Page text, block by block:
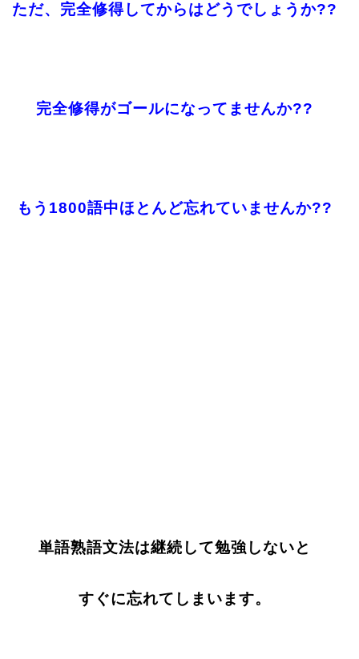
ただ、完全修得してからはどうでしょうか??
完全修得がゴールになってませんか??
もう1800語中ほとんど忘れていませんか??
単語熟語文法は継続して勉強しないと
すぐに忘れてしまいます。